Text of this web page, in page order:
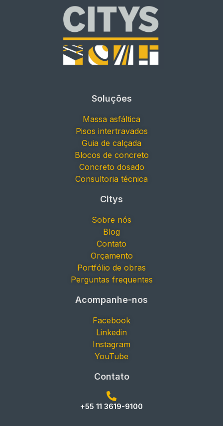
Soluções
Massa asfáltica
Pisos intertravados
Guia de calçada
Blocos de concreto
Concreto dosado
Consultoria técnica
Citys
Sobre nós
Blog
Contato
Orçamento
Portfólio de obras
Perguntas frequentes
Acompanhe-nos
Facebook
Linkedin
Instagram
YouTube
Contato
+55 11 3619-9100